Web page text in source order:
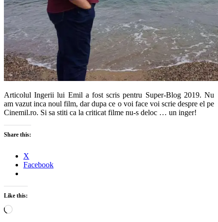
Articolul Ingerii lui Emil a fost scris pentru Super-Blog 2019. Nu
am vazut inca noul film, dar dupa ce o voi face voi scrie despre el pe
Cinemil.ro. Si sa stiti ca la criticat filme nu-s deloc … un inger!
Share this:
X
Facebook
Like this:
Loading…